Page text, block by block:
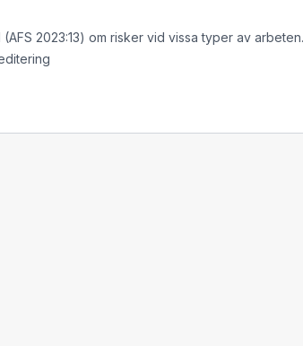
2023:13) om risker vid vissa typer av